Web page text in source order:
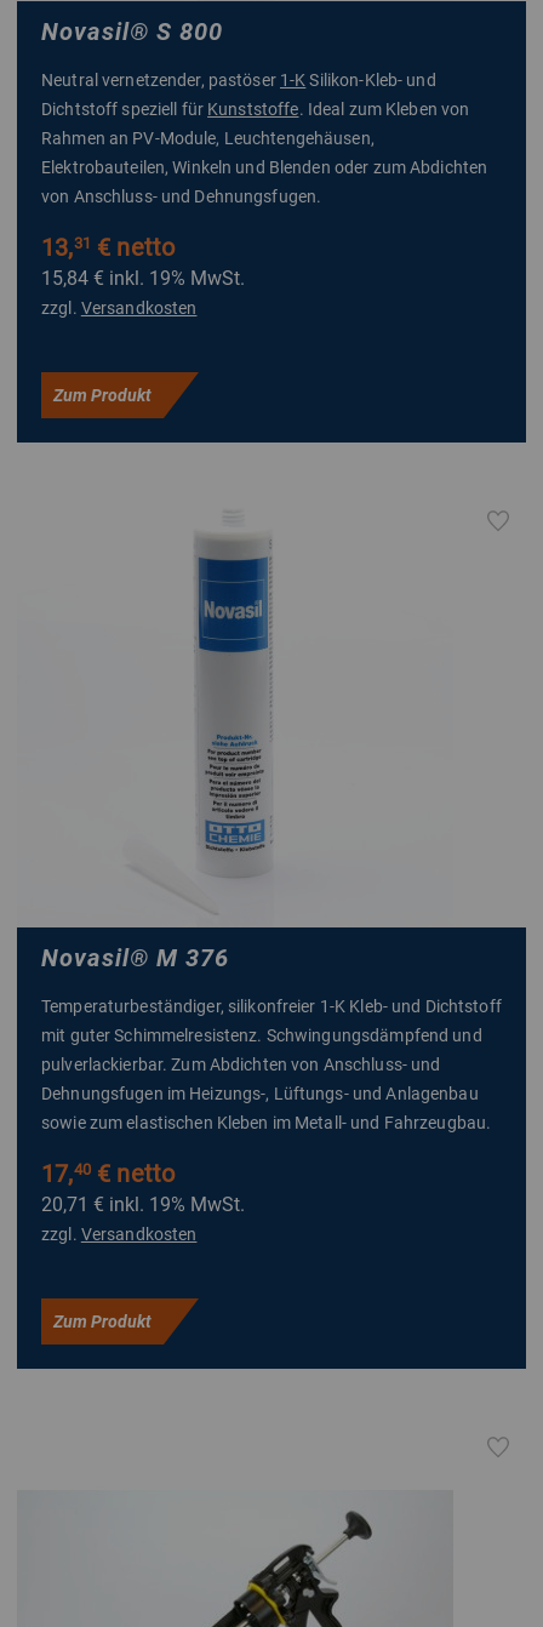
Novasil® S 800
Neutral vernetzender, pastöser 1-K Silikon-Kleb- und
Dichtstoff speziell für Kunststoffe. Ideal zum Kleben von
Rahmen an PV-Module, Leuchtengehäusen,
Elektrobauteilen, Winkeln und Blenden oder zum Abdichten
von Anschluss- und Dehnungsfugen.
13,31 € netto
15,84 € inkl. 19% MwSt.
zzgl. Versandkosten
Zum Produkt
Novasil® M 376
Temperaturbeständiger, silikonfreier 1-K Kleb- und Dichtstoff
mit guter Schimmelresistenz. Schwingungsdämpfend und
pulverlackierbar. Zum Abdichten von Anschluss- und
Dehnungsfugen im Heizungs-, Lüftungs- und Anlagenbau
sowie zum elastischen Kleben im Metall- und Fahrzeugbau.
17,40€ netto
20,71 € inkl. 19% MwSt.
zzgl. Versandkosten
Zum Produkt